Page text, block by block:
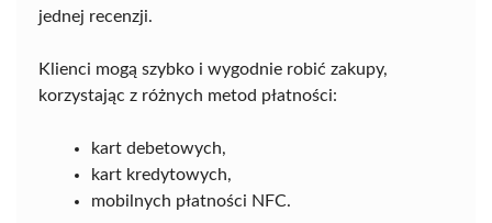
jednej recenzji.
Klienci mogą szybko i wygodnie robić zakupy,
korzystając z różnych metod płatności:
kart debetowych,
kart kredytowych,
mobilnych płatności NFC.